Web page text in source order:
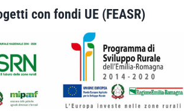
con fondi UE (FEASR)